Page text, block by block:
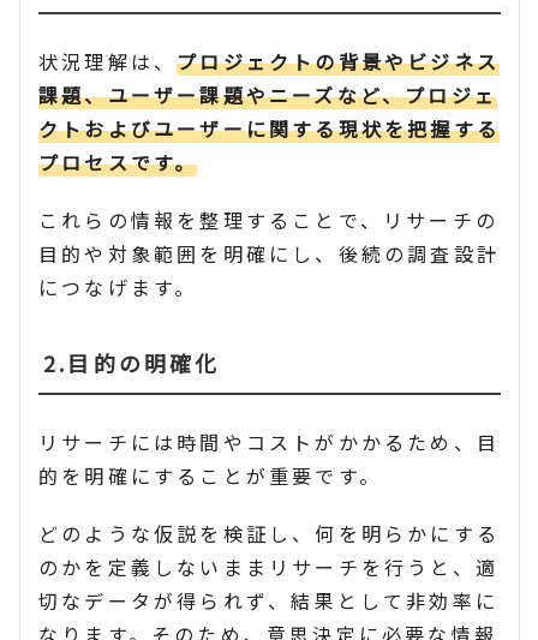
状況理解は、プロジェクトの背景やビジネス
課題、ユーザー課題やニーズなど、プロジェ
クトおよびユーザーに関する現状を把握する
プロセスです。
これらの情報を整理することで、リサーチの
目的や対象範囲を明確にし、後続の調査設計
につなげます。
2.目的の明確化
リサーチには時間やコストがかかるため、目
的を明確にすることが重要です。
どのような仮説を検証し、何を明らかにする
のかを定義しないままリサーチを行うと、適
切なデータが得られず、結果として非効率に
なります。そのため、意思決定に必要な情報